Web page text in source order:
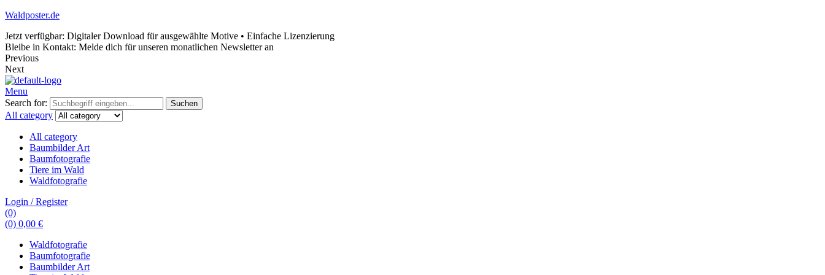
Waldposter.de
Jetzt verfügbar: Digitaler Download für ausgewählte Motive • Einfache Lizenzierung
Bleibe in Kontakt: Melde dich für unseren monatlichen Newsletter an
Previous
Next
Menu
Search for:
Suchen
All category
All category
Baumbilder Art
Baumfotografie
Tiere im Wald
Waldfotografie
Login / Register
(0)
(0) 0,00 €
Waldfotografie
Baumfotografie
Baumbilder Art